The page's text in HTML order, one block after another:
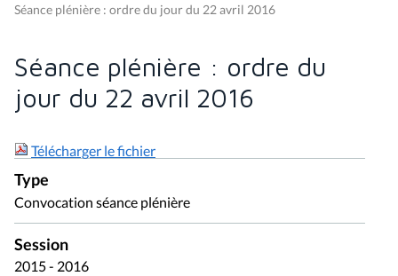
Séance plénière : ordre du jour du 22 avril 2016
Séance plénière : ordre du
jour du 22 avril 2016
Télécharger le fichier
Type
Convocation séance plénière
Session
2015 - 2016